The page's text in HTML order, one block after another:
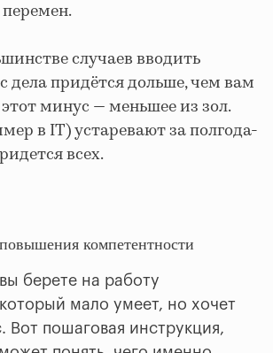
случаев вводить
дела придётся дольше, чем вам
минус — меньшее из зол.
в IT) устаревают за полгода-
всех.
компетентности
берете на работу
мало умеет, но хочет
Вот пошаговая инструкция,